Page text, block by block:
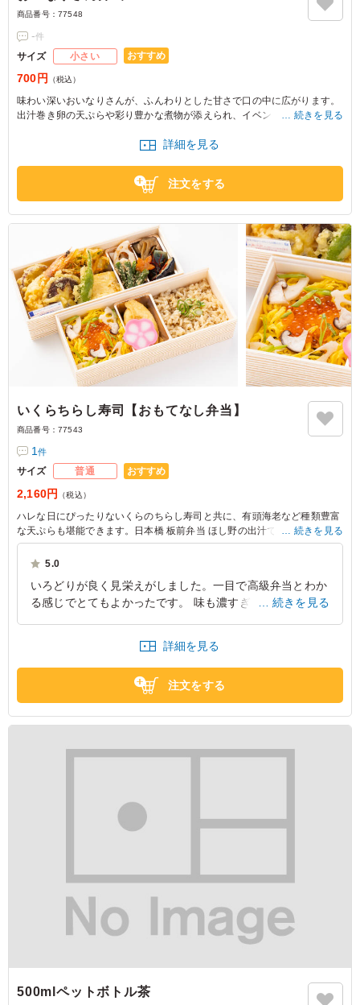
商品番号： 77548
-件
サイズ 小さい おすすめ
700円 （税込）
味わい深いおいなりさんが、ふんわりとした甘さで口の中に広がります。
出汁巻き卵の天ぷらや彩り豊かな煮物が添えられ、イベントや軽食にぴっ
続きを見る
詳細を見る
注文をする
いくらちらし寿司【おもてなし弁当】
商品番号： 77543
1件
サイズ 普通 おすすめ
2,160円 （税込）
ハレな日にぴったりないくらのちらし寿司と共に、有頭海老など種類豊富
な天ぷらも堪能できます。日本橋 板前弁当 ほし野の出汁で炊いた、茶飯
など、こだわりが詰まったお弁当は接待や大事なお集まりの席に最適で
す。
続きを見る
5.0
いろどりが良く見栄えがしました。一目で高級弁当とわか
る感じでとてもよかったです。 味も濃すぎず薄すぎず上
東京都中央区銀座2026/03/09
続きを見る
詳細を見る
注文をする
500mlペットボトル茶